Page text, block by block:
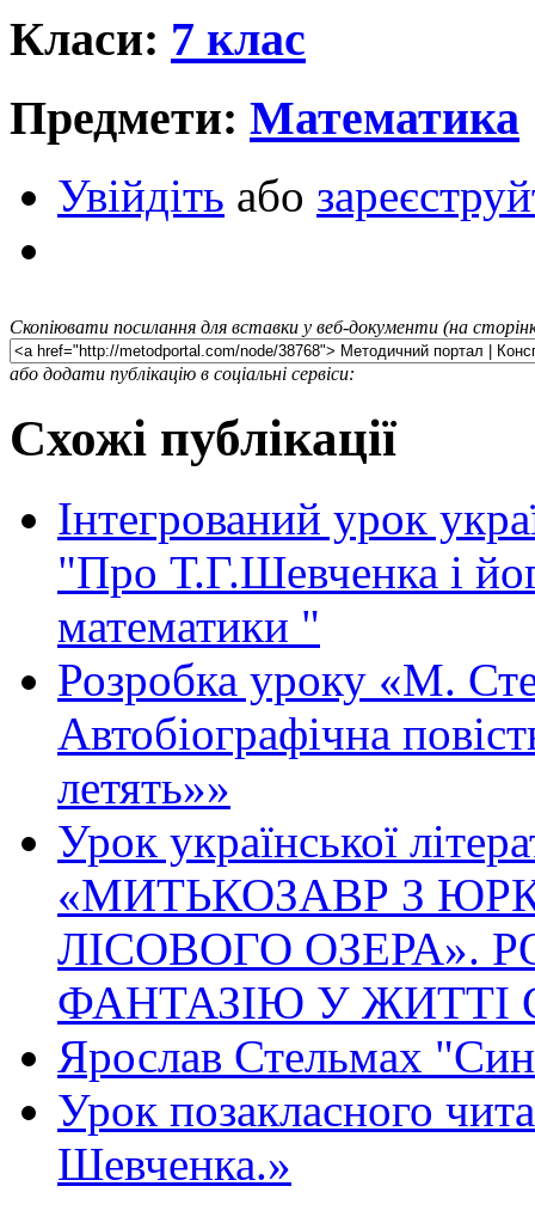
Класи: 7 клас
Предмети: Математика
Увійдіть або
Скопіювати посилання для вставки у веб-документи (на
або додати публікацію в соціальні сервіси:
Схожі публікації
Інтегрований урок
"Про Т.Г.Шевченка і
математики "
Розробка уроку «М.
Автобіографічна
летять»»
Урок української
«МИТЬКОЗАВР З
ЛІСОВОГО ОЗЕРА».
ФАНТАЗІЮ У
Ярослав Стельмах
Урок позакласного
Шевченка.»